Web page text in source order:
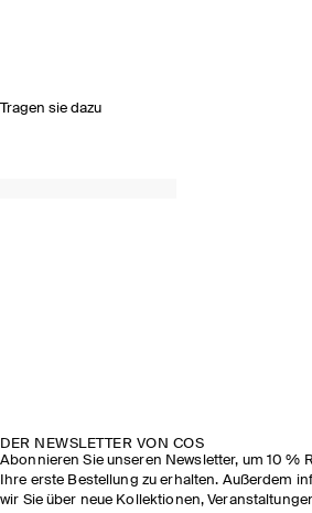
Tragen sie dazu
DER NEWSLETTER VON COS
Abonnieren Sie unseren Newsletter, um 10 %
Ihre erste Bestellung zu erhalten. Außerdem
wir Sie über neue Kollektionen,